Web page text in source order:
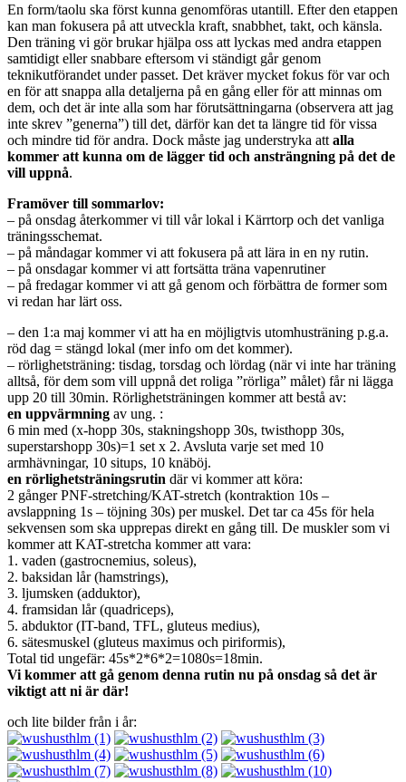
En form/taolu ska först kunna genomföras utantill. Efter den etappen
kan man fokusera på att utveckla kraft, snabbhet, takt, och känsla.
Den träning vi gör brukar hjälpa oss att lyckas med andra etappen
samtidigt eller snabbare eftersom vi ständigt går genom
teknikutförandet under passet. Det kräver mycket fokus för var och
en för att snappa alla detaljerna på en gång eller för att minnas om
dem, och det är inte alla som har förutsättningarna (observera att jag
inte skrev ”generna”) till det, därför kan det ta längre tid för vissa
och mindre tid för andra. Dock måste jag understryka att alla
kommer att kunna om de lägger tid och ansträngning på det de
vill uppnå.
Framöver till sommarlov:
– på onsdag återkommer vi till vår lokal i Kärrtorp och det vanliga
träningsschemat.
– på måndagar kommer vi att fokusera på att lära in en ny rutin.
– på onsdagar kommer vi att fortsätta träna vapenrutiner
– på fredagar kommer vi att gå genom och förbättra de former som
vi redan har lärt oss.
– den 1:a maj kommer vi att ha en möjligtvis utomhusträning p.g.a.
röd dag = stängd lokal (mer info om det kommer).
– rörlighetsträning: tisdag, torsdag och lördag (när vi inte har träning
alltså, för dem som vill uppnå det roliga ”rörliga” målet) får ni lägga
upp 20 till 30min. Rörlighetsträningen kommer att bestå av:
en uppvärmning av ung. :
6 min med (x-hopp 30s, stakningshopp 30s, twisthopp 30s,
superstarshopp 30s)=1 set x 2. Avsluta varje set med 10
armhävningar, 10 situps, 10 knäböj.
en rörlighetsträningsrutin där vi kommer att köra:
2 gånger PNF-stretching/KAT-stretch (kontraktion 10s –
avslappning 1s – töjning 30s) per muskel. Det tar ca 45s för hela
sekvensen som ska upprepas direkt en gång till. De muskler som vi
kommer att KAT-stretcha kommer att vara:
1. vaden (gastrocnemius, soleus),
2. baksidan lår (hamstrings),
3. ljumsken (adduktor),
4. framsidan lår (quadriceps),
5. abduktor (IT-band, TFL, gluteus medius),
6. sätesmuskel (gluteus maximus och piriformis),
Total tid ungefär: 45s*2*6*2=1080s=18min.
Vi kommer att gå genom denna rutin nu på onsdag så det är
viktigt att ni är där!
och lite bilder från i år: